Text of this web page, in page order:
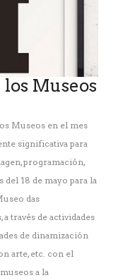
Museos
Museos en el mes
significativa para
programación,
18 de mayo para la
das
través de actividades
de dinamización
arte, etc. con el
a la